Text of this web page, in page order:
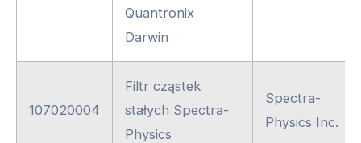
Quantronix
Darwin
107020004
Filtr cząstek
stałych Spectra-
Physics
Spectra-
Physics Inc.